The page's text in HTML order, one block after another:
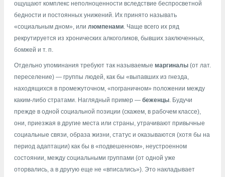
ощущают комплекс неполноценности вследствие беспросветной
бедности и постоянных унижений. Их принято называть
«социальным дном», или люмпенами. Чаще всего их ряд
рекрутируется из хронических алкоголиков, бывших заключенных,
бомжей и т. п.
Отдельно упоминания требуют так называемые маргиналы (от лат.
переселение) — группы людей, как бы «выпавших из гнезда,
находящихся в промежуточном, «пограничном» положении между
каким-либо стратами. Наглядный пример — беженцы. Будучи
прежде в одной социальной позиции (скажем, в рабочем классе),
они, приезжая в другие места или страны, утрачивают привычные
социальные связи, образа жизни, статус и оказываются (хотя бы на
период адаптации) как бы в «подвешенном», неустроенном
состоянии, между социальными группами (от одной уже
оторвались, а в другую еще не «вписались»). Это накладывает